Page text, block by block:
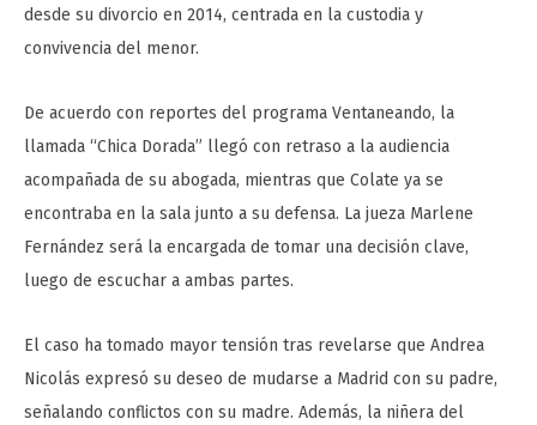
desde su divorcio en 2014, centrada en la custodia y
convivencia del menor.
De acuerdo con reportes del programa Ventaneando, la
llamada “Chica Dorada” llegó con retraso a la audiencia
acompañada de su abogada, mientras que Colate ya se
encontraba en la sala junto a su defensa. La jueza Marlene
Fernández será la encargada de tomar una decisión clave,
luego de escuchar a ambas partes.
El caso ha tomado mayor tensión tras revelarse que Andrea
Nicolás expresó su deseo de mudarse a Madrid con su padre,
señalando conflictos con su madre. Además, la niñera del